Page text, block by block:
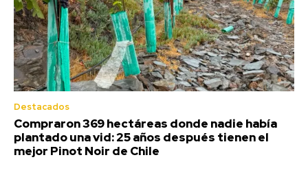
Destacados
Compraron 369 hectáreas donde nadie había
plantado una vid: 25 años después tienen el
mejor Pinot Noir de Chile